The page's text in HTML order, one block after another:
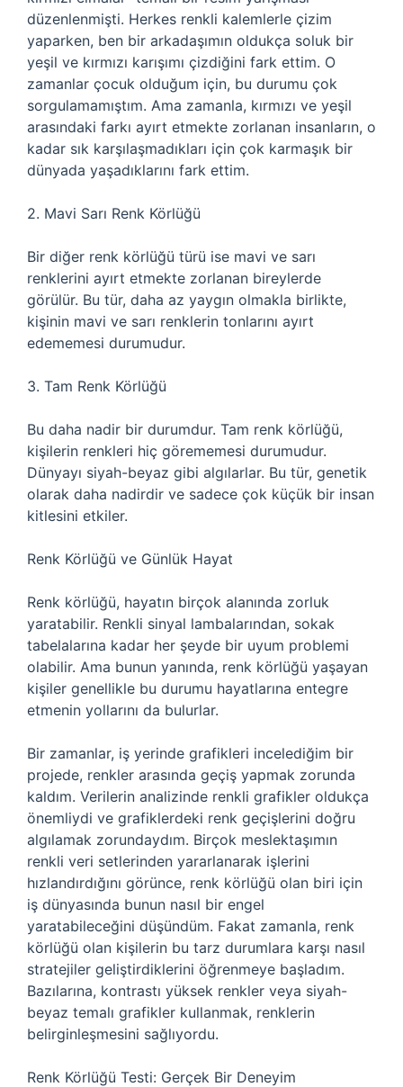
düzenlenmişti. Herkes renkli kalemlerle çizim
yaparken, ben bir arkadaşımın oldukça soluk bir
yeşil ve kırmızı karışımı çizdiğini fark ettim. O
zamanlar çocuk olduğum için, bu durumu çok
sorgulamamıştım. Ama zamanla, kırmızı ve yeşil
arasındaki farkı ayırt etmekte zorlanan insanların, o
kadar sık karşılaşmadıkları için çok karmaşık bir
dünyada yaşadıklarını fark ettim.
2. Mavi Sarı Renk Körlüğü
Bir diğer renk körlüğü türü ise mavi ve sarı
renklerini ayırt etmekte zorlanan bireylerde
görülür. Bu tür, daha az yaygın olmakla birlikte,
kişinin mavi ve sarı renklerin tonlarını ayırt
edememesi durumudur.
3. Tam Renk Körlüğü
Bu daha nadir bir durumdur. Tam renk körlüğü,
kişilerin renkleri hiç görememesi durumudur.
Dünyayı siyah-beyaz gibi algılarlar. Bu tür, genetik
olarak daha nadirdir ve sadece çok küçük bir insan
kitlesini etkiler.
Renk Körlüğü ve Günlük Hayat
Renk körlüğü, hayatın birçok alanında zorluk
yaratabilir. Renkli sinyal lambalarından, sokak
tabelalarına kadar her şeyde bir uyum problemi
olabilir. Ama bunun yanında, renk körlüğü yaşayan
kişiler genellikle bu durumu hayatlarına entegre
etmenin yollarını da bulurlar.
Bir zamanlar, iş yerinde grafikleri incelediğim bir
projede, renkler arasında geçiş yapmak zorunda
kaldım. Verilerin analizinde renkli grafikler oldukça
önemliydi ve grafiklerdeki renk geçişlerini doğru
algılamak zorundaydım. Birçok meslektaşımın
renkli veri setlerinden yararlanarak işlerini
hızlandırdığını görünce, renk körlüğü olan biri için
iş dünyasında bunun nasıl bir engel
yaratabileceğini düşündüm. Fakat zamanla, renk
körlüğü olan kişilerin bu tarz durumlara karşı nasıl
stratejiler geliştirdiklerini öğrenmeye başladım.
Bazılarına, kontrastı yüksek renkler veya siyah-
beyaz temalı grafikler kullanmak, renklerin
belirginleşmesini sağlıyordu.
Renk Körlüğü Testi: Gerçek Bir Deneyim